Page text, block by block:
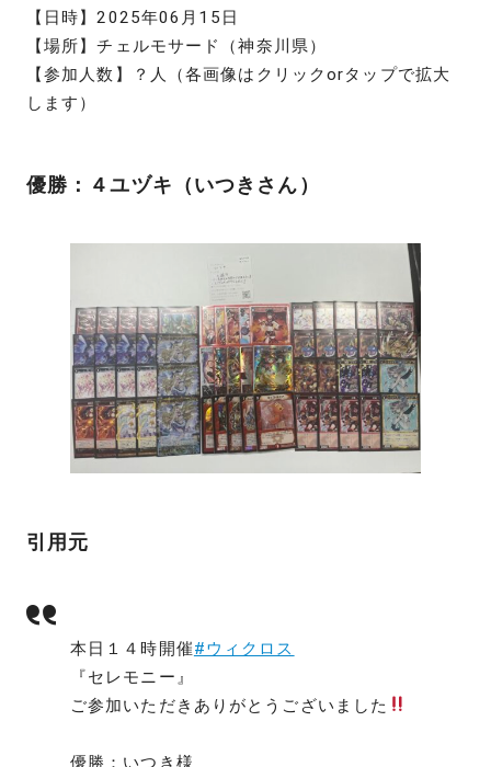
【日時】2025年06月15日
【場所】チェルモサード（神奈川県）
【参加人数】？人（各画像はクリックorタップで拡大
します）
優勝：４ユヅキ（いつきさん）
引用元
本日１４時開催#ウィクロス
『セレモニー』
ご参加いただきありがとうございました
優勝：いつき様